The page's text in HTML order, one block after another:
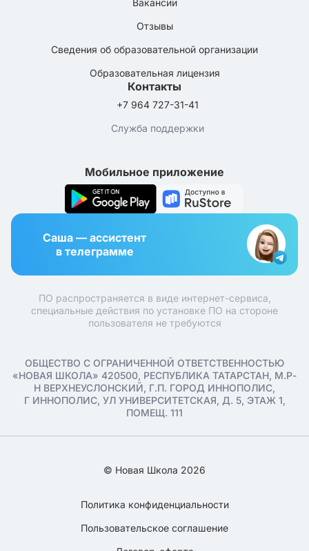
Вакансии
Отзывы
Сведения об образовательной организации
Образовательная лицензия
Контакты
+7 964 727-31-41
Служба поддержки
Мобильное приложение
Саша — ассистент
в телеграмме
ПО распространяется в виде интернет-сервиса,
специальные действия по установке ПО на стороне
пользователя не требуются
ОБЩЕСТВО С ОГРАНИЧЕННОЙ ОТВЕТСТВЕННОСТЬЮ
«НОВАЯ ШКОЛА» 420500, РЕСПУБЛИКА ТАТАРСТАН, М.Р-
Н ВЕРХНЕУСЛОНСКИЙ, Г.П. ГОРОД ИННОПОЛИС,
Г ИННОПОЛИС, УЛ УНИВЕРСИТЕТСКАЯ, Д. 5, ЭТАЖ 1,
ПОМЕЩ. 111
© Новая Школа 2026
Политика конфиденциальности
Пользовательское соглашение